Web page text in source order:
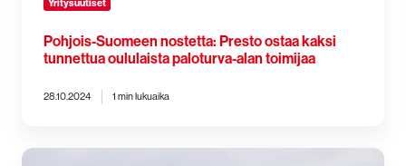
Yritysuutiset
Pohjois-Suomeen nostetta: Presto ostaa kaksi
tunnettua oululaista paloturva-alan toimijaa
28.10.2024 1 min lukuaika
Presto